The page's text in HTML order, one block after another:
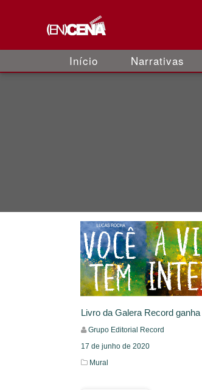
Início Narrativas
Livro da Galera Record
Grupo Editorial Record
17 de junho de 2020
Mural